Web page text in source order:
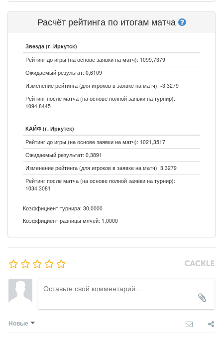
Расчёт рейтинга по итогам матча
Звезда (г. Иркутск)
Рейтинг до игры (на основе заявки на матч): 1099,7379
Ожидаемый результат: 0,6109
Изменение рейтинга (для игроков в заявке на матч): -3,3279
Рейтинг после матча (на основе полной заявки на турнир):
1094,8445
КАЙФ (г. Иркутск)
Рейтинг до игры (на основе заявки на матч): 1021,3517
Ожидаемый результат: 0,3891
Изменение рейтинга (для игроков в заявке на матч): 3,3279
Рейтинг после матча (на основе полной заявки на турнир):
1034,3081
Коэффициент турнира: 30,0000
Коэффициент разницы мячей: 1,0000
Новые